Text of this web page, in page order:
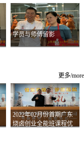
学员与师傅留影
更多/more
2022年02月份首期广东
烧卤创业全能班课程优